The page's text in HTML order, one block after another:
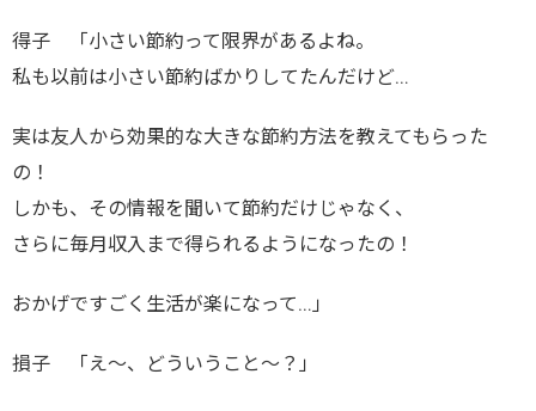
得子 「小さい節約って限界があるよね。
私も以前は小さい節約ばかりしてたんだけど…
実は友人から効果的な大きな節約方法を教えてもらった
の！
しかも、その情報を聞いて節約だけじゃなく、
さらに毎月収入まで得られるようになったの！
おかげですごく生活が楽になって…」
損子 「え～、どういうこと～？」